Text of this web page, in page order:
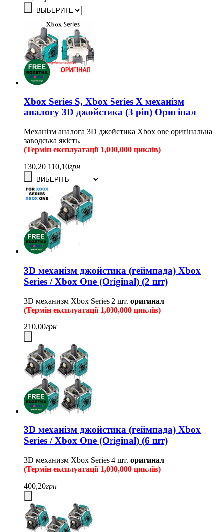
Xbox Series S, Xbox Series X механізм
аналогу 3D джойстика (3 pin) Оригінал
Механізм аналога 3D джойстика Xbox one оригінальна
заводська якість.
(Термін експлуатації 1,000,000 циклів)
130,20 110,10грн
3D механізм джойстика (геймпада) Xbox
Series / Xbox One (Original) (2 шт)
3D механизм Xbox Series 2 шт. оригинал
(Термін експлуатації 1,000,000 циклів)
210,00грн
3D механізм джойстика (геймпада) Xbox
Series / Xbox One (Original) (6 шт)
3D механизм Xbox Series 4 шт. оригинал
(Термін експлуатації 1,000,000 циклів)
400,20грн